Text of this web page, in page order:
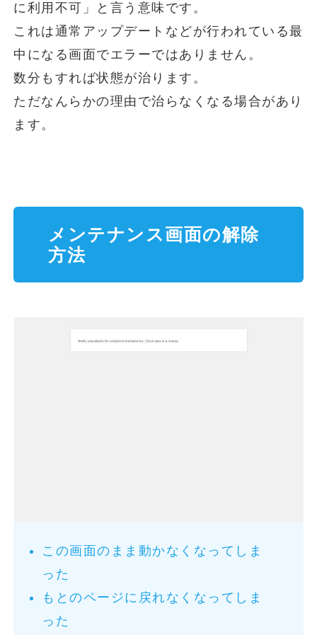
に利用不可」と言う意味です。
これは通常アップデートなどが行われている最
中になる画面でエラーではありません。
数分もすれば状態が治ります。
ただなんらかの理由で治らなくなる場合があり
ます。
メンテナンス画面の解除
方法
この画面のまま動かなくなってしま
った
もとのページに戻れなくなってしま
った